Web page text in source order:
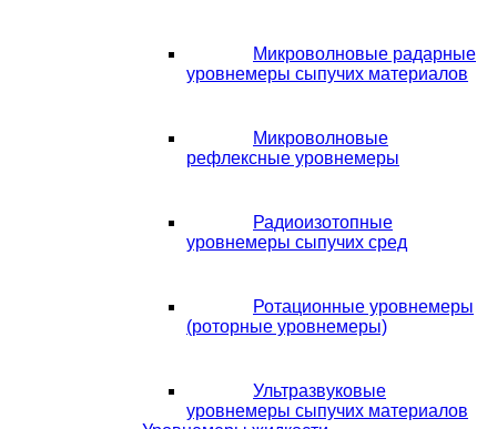
Микроволновые радарные
уровнемеры сыпучих материалов
Микроволновые
рефлексные уровнемеры
Радиоизотопные
уровнемеры сыпучих сред
Ротационные уровнемеры
(роторные уровнемеры)
Ультразвуковые
уровнемеры сыпучих материалов